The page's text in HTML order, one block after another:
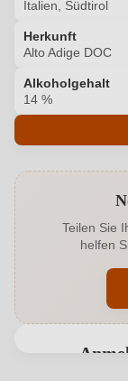
Italien, Südtirol
Herkunft
Alto Adige DOC
Alkoholgehalt
14 %
Alkoholgehalt in
Allergene
Ausbau
Teilen Sie
helfen